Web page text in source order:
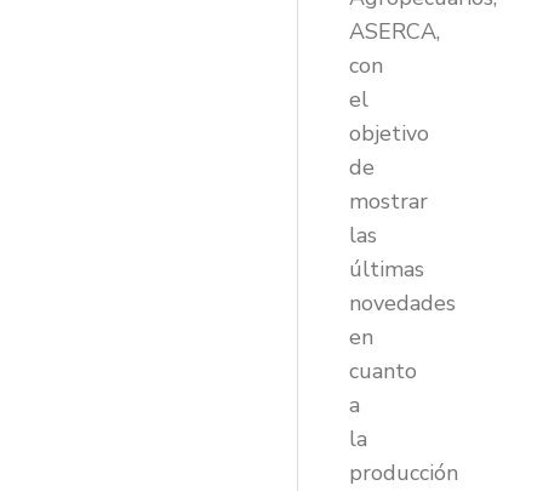
ASERCA,
con
el
objetivo
de
mostrar
las
últimas
novedades
en
cuanto
a
la
producción